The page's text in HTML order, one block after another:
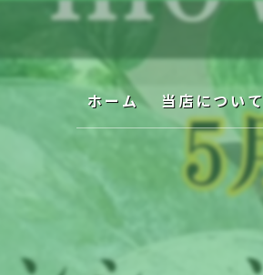
ホーム 当店について